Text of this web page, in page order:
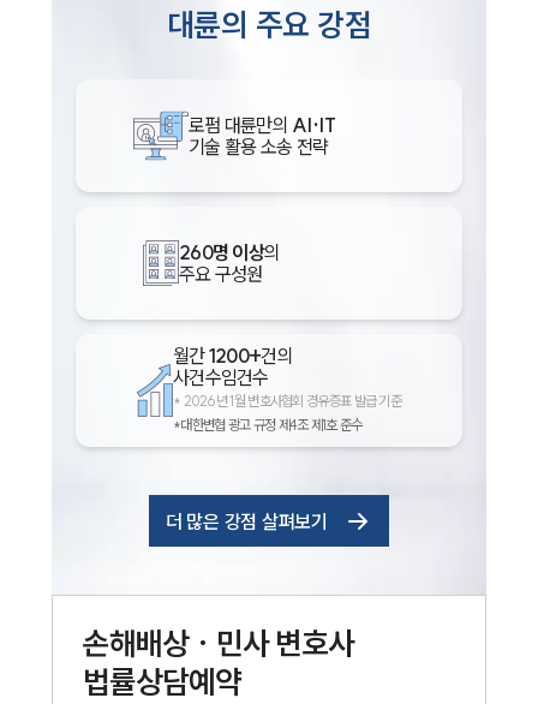
대륜의 주요 강점
로펌 대륜만의 AI·IT
기술 활용 소송 전략
260명 이상의
주요 구성원
월간1200+건의
사건수임건수
* 2026년 1월 변호사협회 경유증표 발급 기준
*대한변협 광고 규정 제4조 제1호 준수
더 많은 강점 살펴보기
손해배상 · 민사변호사
법률상담예약